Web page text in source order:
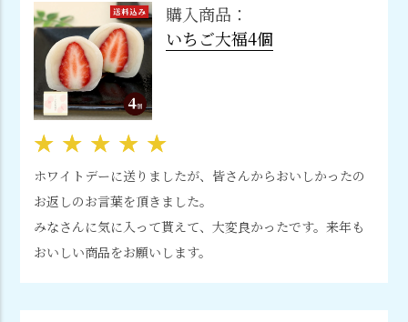
購入商品：
いちご大福4個
ホワイトデーに送りましたが、皆さんからおいしかったの
お返しのお言葉を頂きました。
みなさんに気に入って貰えて、大変良かったです。来年も
おいしい商品をお願いします。